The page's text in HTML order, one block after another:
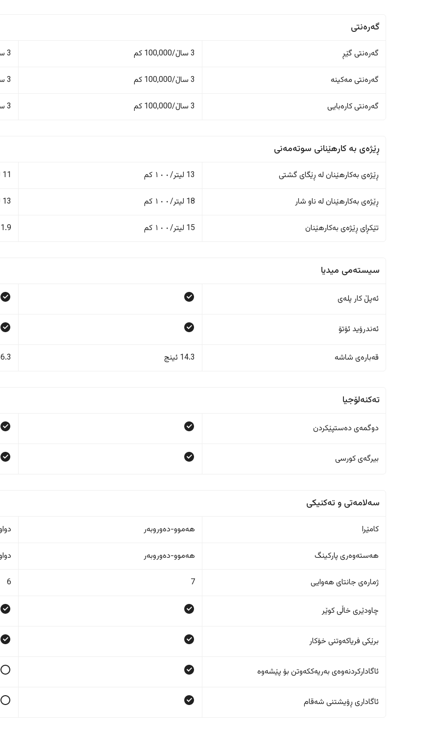
گەرەنتی
گەرەنتی گێڕ 3 ساڵ/100,000 کم 3 ساڵ/100,000 کم
گەرەنتی مەکینە 3 ساڵ/100,000 کم 3 ساڵ/100,000 کم
گەرەنتی کارەبایی 3 ساڵ/100,000 کم 3 ساڵ/100,000 کم
ڕێژەى به کارهێنانی سوتەمەنی
ڕێژەى بەکارهێنان له ڕێگای گشتی 13 لیتر/١٠٠ کم 11 لیتر/١٠٠ کم
ڕێژەى بەکارهێنان له ناو شار 18 لیتر/١٠٠ کم 13 لیتر/١٠٠ کم
تێکڕای ڕێژەى بەکارهێنان 15 لیتر/١٠٠ کم 11.9 لیتر/
سیستەمی میدیا
ئەپڵ کار پلەی
ئەندرۆید ئۆتۆ
قەبارەی شاشە 14.3 ئینج 6.3 ئینج
تەکنەلۆجیا
دوگمەی دەستپێکردن
بیرگەی کورسی
سەلامەتی و تەکنیکی
کامێرا هەموو-دەوروبەر
هەستەوەری پارکینگ هەموو-دەوروبەر
ژمارەی جانتای هەوایی 7
6
چاودێری خاڵی کوێر
برێکی فریاکەوتنی خۆکار
ئاگادارکردنەوەی بەریەککەوتن بۆ پێشەوە
ئاگاداری ڕۆیشتنی شەقام